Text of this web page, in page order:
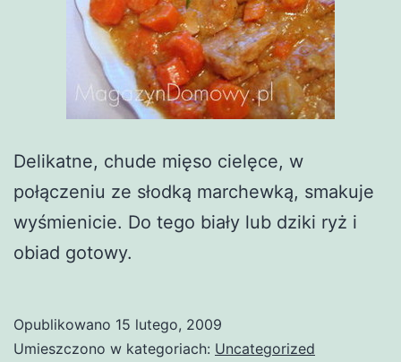
Delikatne, chude mięso cielęce, w
połączeniu ze słodką marchewką, smakuje
wyśmienicie. Do tego biały lub dziki ryż i
obiad gotowy.
Opublikowano 15 lutego, 2009
Umieszczono w kategoriach: Uncategorized